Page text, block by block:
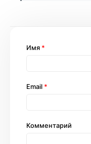
Комментарий
Имя *
Email *